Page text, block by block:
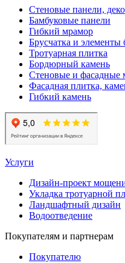
Стеновые панели,
Бамбуковые панели
Гибкий мрамор
Брусчатка и элементы
Тротуарная плитка
Бордюрный камень
Стеновые и фасадные
Фасадная плитка,
Гибкий камень
Услуги
Дизайн-проект
Укладка тротуарной
Ландшафтный дизайн
Водоотведение
Покупателям и партнерам
Покупателю